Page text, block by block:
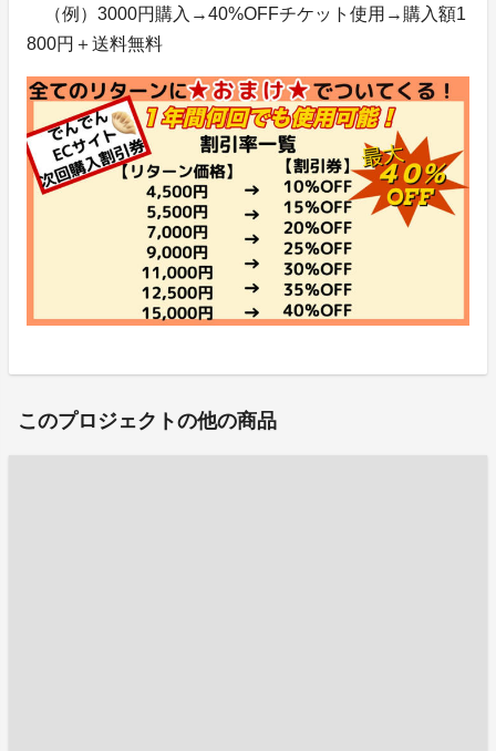
（例）3000円購入→40%OFFチケット使用→購入額1
800円＋送料無料
このプロジェクトの他の商品